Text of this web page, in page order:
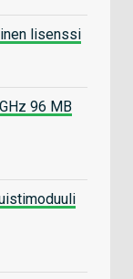
lisenssi
96 MB